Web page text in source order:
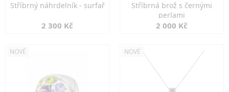
Stříbrný náhrdelník - surfař
2 300 Kč
Stříbrná brož s černými
perlami
2 000 Kč
NOVÉ NOVÉ